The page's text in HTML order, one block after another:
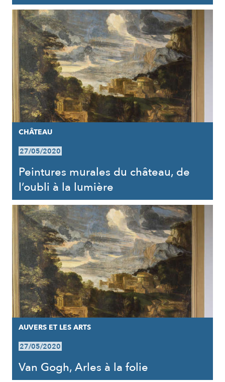
CHÂTEAU
27/05/2020
Peintures murales du château, de
l’oubli à la lumière
AUVERS ET LES ARTS
27/05/2020
Van Gogh, Arles à la folie